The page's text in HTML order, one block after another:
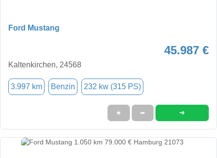
Ford Mustang
45.987 €
Kaltenkirchen, 24568
3.997 km Benzin 232 kw (315 PS)
★ ➦ ➜